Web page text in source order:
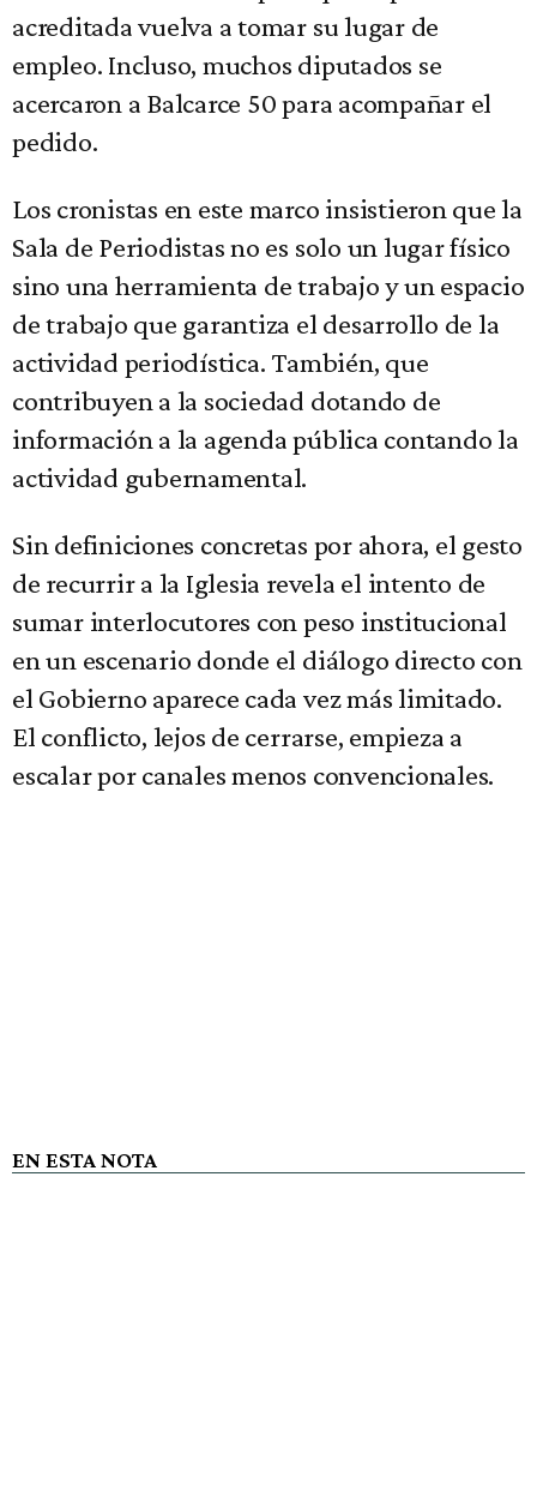
acreditada vuelva a tomar su lugar de
empleo. Incluso, muchos diputados se
acercaron a Balcarce 50 para acompañar el
pedido.
Los cronistas en este marco insistieron que la
Sala de Periodistas no es solo un lugar físico
sino una herramienta de trabajo y un espacio
de trabajo que garantiza el desarrollo de la
actividad periodística. También, que
contribuyen a la sociedad dotando de
información a la agenda pública contando la
actividad gubernamental.
Sin definiciones concretas por ahora, el gesto
de recurrir a la Iglesia revela el intento de
sumar interlocutores con peso institucional
en un escenario donde el diálogo directo con
el Gobierno aparece cada vez más limitado.
El conflicto, lejos de cerrarse, empieza a
escalar por canales menos convencionales.
EN ESTA NOTA